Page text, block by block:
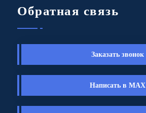
Обратная связь
Заказать звонок
Написать в MAX